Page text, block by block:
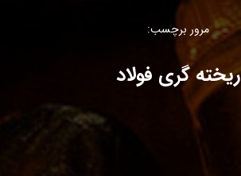
مرور برچسب:
ریخته گری فولاد